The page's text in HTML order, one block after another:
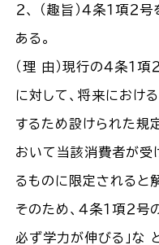
２、 （趣旨）４条１項
ある。
（理 由）現行の４条１
に対して、将来におけ
するため設けられた規
おいて当該消費者が受
るものに限定されると
そのため、４条１項２
必ず学力が伸びる」な